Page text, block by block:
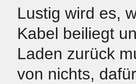
Lustig wird es,
Kabel beiliegt
Laden zurück
von nichts,